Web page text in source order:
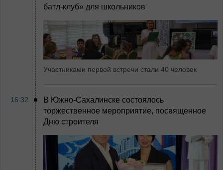
батл-клуб» для школьников
Участниками первой встречи стали 40 человек
16:32
В Южно-Сахалинске состоялось
торжественное мероприятие, посвященное
Дню строителя